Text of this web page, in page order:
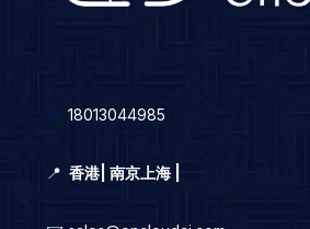
18013044985
📍 香港 南京上海 |